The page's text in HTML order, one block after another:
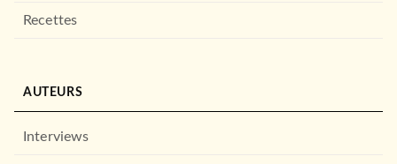
Recettes
AUTEURS
Interviews